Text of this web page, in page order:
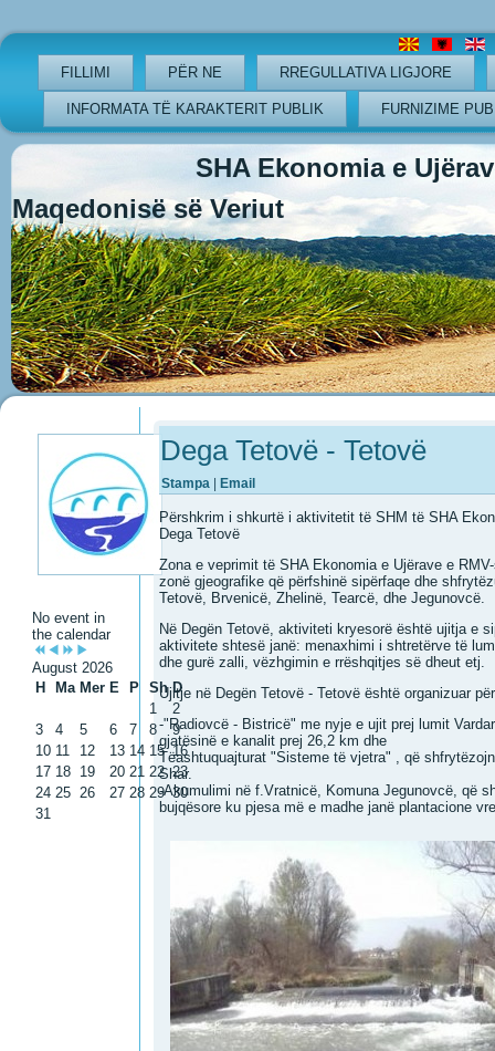
FILLIMI PËR NE RREGULLATIVA LIGJORE
INFORMATA TË KARAKTERIT PUBLIK FURNIZIME
SHA Ekonomia e
Maqedonisë së Veriut
No event in
the calendar
August 2026
H
Ma Mer E P Sh D
1
2
3
4 5 6 7 8
9
10 11 12 13 14 15 16
17 18 19 20 21 22 23
24 25 26 27 28 29 30
31
Dega Tetovë - Tetovë
Stampa Email
Përshkrim i shkurtë i aktivitetit të SHM të SHA
Dega Tetovë
Zona e veprimit të SHA Ekonomia e Ujërave e
zonë gjeografike që përfshinë sipërfaqe dhe
Tetovë, Brvenicë, Zhelinë, Tearcë, dhe Jegunovcë.
Në Degën Tetovë, aktiviteti kryesorë është ujitja e
aktivitete shtesë janë: menaxhimi i shtretërve të
dhe gurë zalli, vëzhgimin e rrëshqitjes së dheut etj.
Ujitje në Degën Tetovë - Tetovë është organizuar
-"Radiovcë - Bistricë" me nyje e ujit prej lumit
gjatësinë e kanalit prej 26,2 km dhe
Tëashtuquajturat "Sisteme të vjetra" , që
Shar.
-Akumulimi në f.Vratnicë, Komuna Jegunovcë, që
bujqësore ku pjesa më e madhe janë plantacione